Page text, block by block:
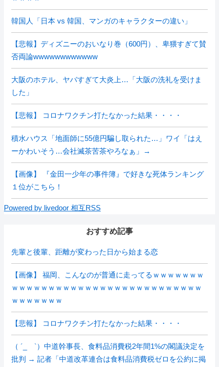
韓国人「日本 vs 韓国、マンガのキャラクターの違い」
【悲報】ディズニーのおいなり巻（600円）、卑猥すぎて賛
否両論wwwwwwwwwwww
大阪のホテル、ヤバすぎて大炎上…「大阪の洗礼を受けま
した」
【悲報】 コロナワクチン打たなかった結果・・・・
積水ハウス「地面師に55億円騙し取られた…」ワイ「はえ
ーかわいそう…会社滅茶苦茶やろなぁ」→
【画像】 『金田一少年の事件簿』で好きな死体ランキング
１位がこちら！
Powered by livedoor 相互RSS
おすすめ記事
先輩と後輩、距離が変わった日から始まる恋
【画像】 福岡、こんなのが普通に走ってるｗｗｗｗｗｗｗ
ｗｗｗｗｗｗｗｗｗｗｗｗｗｗｗｗｗｗｗｗｗｗｗｗｗｗ
ｗｗｗｗｗｗｗ
【悲報】 コロナワクチン打たなかった結果・・・・
（ ´_ゝ`）中道幹事長、食料品消費税2年間1%の閣議決定を
批判 → 記者「中道改革連合は食料品消費税ゼロを公約に掲